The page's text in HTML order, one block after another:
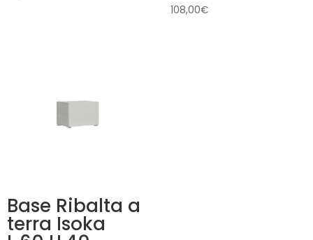
108,00€
Base Ribalta a
terra Isoka